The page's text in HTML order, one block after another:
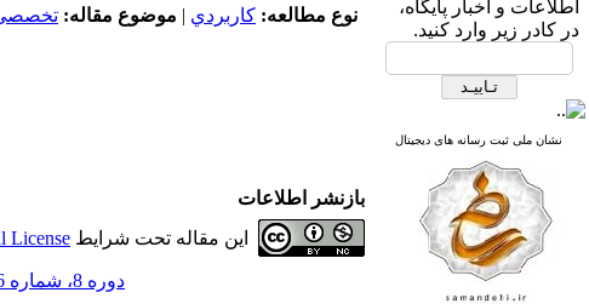
اطلاعات و اخبار پایگاه،
در کادر زیر وارد کنید.
نشان ملی ثبت رسانه های دیجیتال
نوع مطالعه: كاربردي | موضوع مقاله:
بازنشر اطلاعات
این مقاله تحت شرایط License
دوره 8، شماره 56 - ( 1-1402 )